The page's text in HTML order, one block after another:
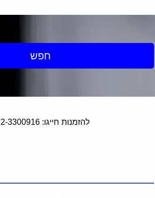
חפש
להזמנות חייגו: 072-3300916